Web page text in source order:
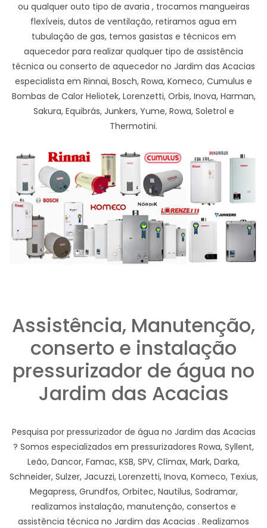
ou qualquer outo tipo de avaria , trocamos mangueiras
flexíveis, dutos de ventilação, retiramos agua em
tubulação de gas, temos gasistas e técnicos em
aquecedor para realizar qualquer tipo de assistência
técnica ou conserto de aquecedor no Jardim das Acacias
especialista em Rinnai, Bosch, Rowa, Komeco, Cumulus e
Bombas de Calor Heliotek, Lorenzetti, Orbis, Inova, Harman,
Sakura, Equibrás, Junkers, Yume, Rowa, Soletrol e
Thermotini.
Assistência, Manutenção,
conserto e instalação
pressurizador de água no
Jardim das Acacias
Pesquisa por pressurizador de água no Jardim das Acacias
? Somos especializados em pressurizadores Rowa, Syllent,
Leão, Dancor, Famac, KSB, SPV, Clímax, Mark, Darka,
Schneider, Sulzer, Jacuzzi, Lorenzetti, Inova, Komeco, Texius,
Megapress, Grundfos, Orbitec, Nautilus, Sodramar,
realizamos instalação, manutenção, consertos e
assistência técnica no Jardim das Acacias . Realizamos